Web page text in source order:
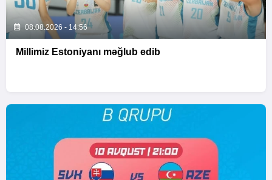
08.08.2026 - 14:56
Millimiz Estoniyanı məğlub edib